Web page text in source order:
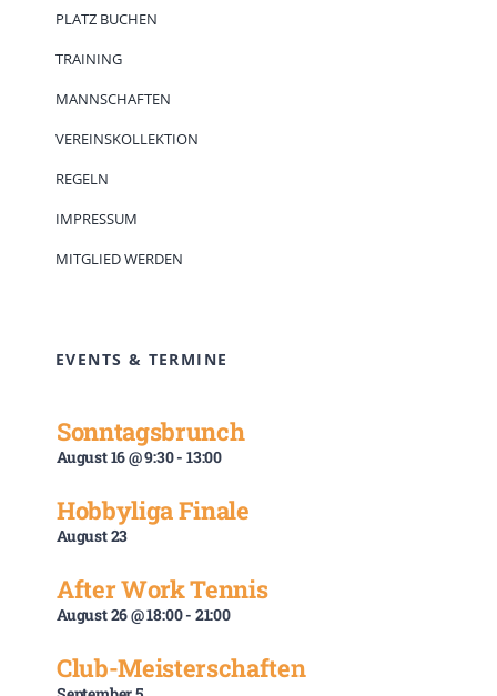
PLATZ BUCHEN
TRAINING
MANNSCHAFTEN
VEREINSKOLLEKTION
REGELN
IMPRESSUM
MITGLIED WERDEN
EVENTS & TERMINE
Sonntagsbrunch
August 16 @ 9:30- 13:00
Hobbyliga Finale
August 23
After Work Tennis
August 26 @ 18:00- 21:00
Club-Meisterschaften